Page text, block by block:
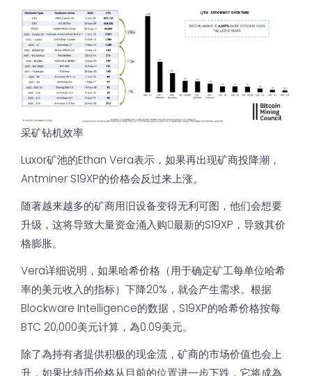
采矿钻机效率
Luxor矿池的Ethan Vera表示，如果再出现矿商投降潮，
Antminer S19XP的价格会反过来上涨。
随著越来越多的矿商用旧设备变得无利可图，他们会想要
升级，这将导致大量资金涌入购𧹒最新的S19XP，导致其价
格膨胀。
Vera详细说明，如果哈希价格（用于确定矿工每单位哈希
率的美元收入的指标）下降20%，就会产生需求。根据
Blockware Intelligence的数据，S19XP的哈希价格按每
BTC 20,000美元计算，為0.09美元。
除了為持有者提供积极的现金流，矿商的市场价值也会上
升，如果比特币价格从目前的位置进一步下跌，它将成為